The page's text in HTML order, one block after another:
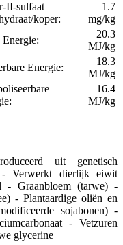
II-sulfaat
koper:
1.7
mg/kg
20.3
MJ/kg
Energie:
18.3
MJ/kg
16.4
MJ/kg
uit genetisch
- Verwerkt dierlijk eiwit
- Graanbloem (tarwe) -
- Plantaardige oliën en
sojabonen) -
- Vetzuren
glycerine